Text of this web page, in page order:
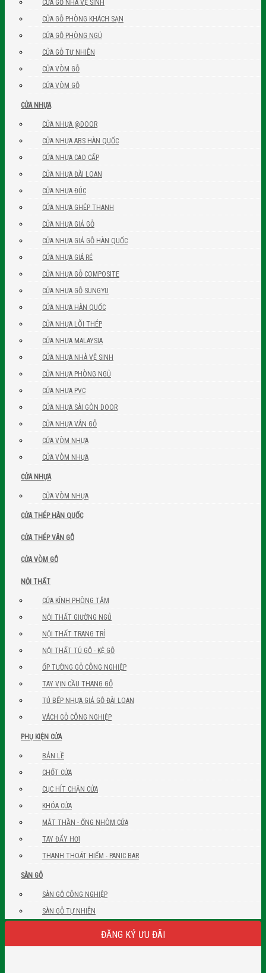
CỬA GỖ NHÀ VỆ SINH
CỬA GỖ PHÒNG KHÁCH SẠN
CỬA GỖ PHÒNG NGỦ
CỬA GỖ TỰ NHIÊN
CỬA VÒM GỖ
CỬA VÒM GỖ
CỬA NHỰA
CỬA NHỰA @DOOR
CỬA NHỰA ABS HÀN QUỐC
CỬA NHỰA CAO CẤP
CỬA NHỰA ĐÀI LOAN
CỬA NHỰA ĐÚC
CỬA NHỰA GHÉP THANH
CỬA NHỰA GIẢ GỖ
CỬA NHỰA GIẢ GỖ HÀN QUỐC
CỬA NHỰA GIÁ RẺ
CỬA NHỰA GỖ COMPOSITE
CỬA NHỰA GỖ SUNGYU
CỬA NHỰA HÀN QUỐC
CỬA NHỰA LÕI THÉP
CỬA NHỰA MALAYSIA
CỬA NHỰA NHÀ VỆ SINH
CỬA NHỰA PHÒNG NGỦ
CỬA NHỰA PVC
CỬA NHỰA SÀI GÒN DOOR
CỬA NHỰA VÂN GỖ
CỬA VÒM NHỰA
CỬA VÒM NHỰA
CỬA NHỰA
CỬA VÒM NHỰA
CỬA THÉP HÀN QUỐC
CỬA THÉP VÂN GỖ
CỬA VÒM GỖ
NỘI THẤT
CỬA KÍNH PHÒNG TẮM
NỘI THẤT GIƯỜNG NGỦ
NỘI THẤT TRANG TRÍ
NỘI THẤT TỦ GỖ - KỆ GỖ
ỐP TƯỜNG GỖ CÔNG NGHIỆP
TAY VỊN CẦU THANG GỖ
TỦ BẾP NHỰA GIẢ GỖ ĐÀI LOAN
VÁCH GỖ CÔNG NGHIỆP
PHỤ KIỆN CỬA
BẢN LỀ
CHỐT CỬA
CỤC HÍT CHẶN CỬA
KHÓA CỬA
MẮT THẦN - ỐNG NHÒM CỬA
TAY ĐẨY HƠI
THANH THOÁT HIỂM - PANIC BAR
SÀN GỖ
SÀN GỖ CÔNG NGHIỆP
SÀN GỖ TỰ NHIÊN
ĐĂNG KÝ ƯU ĐÃI